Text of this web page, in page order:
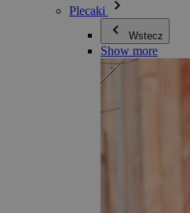
Plecaki
Wstecz
Show more